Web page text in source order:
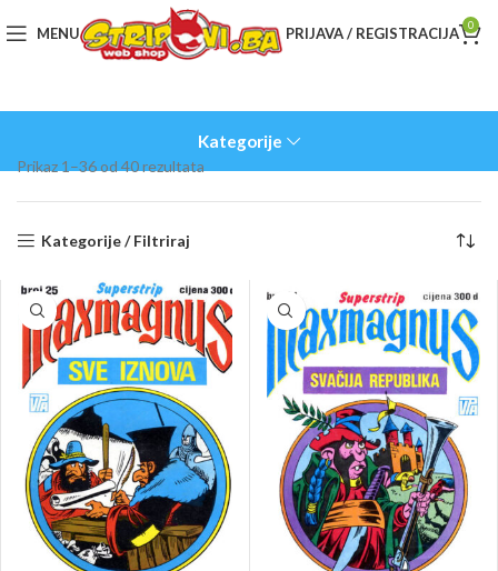
MENU PRIJAVA / REGISTRACIJA 0
Kategorije
Prikaz 1–36 od 40 rezultata
Kategorije / Filtriraj